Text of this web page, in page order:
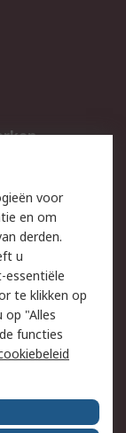
voor
en om
derden.
u
essentiële
te klikken op
op "Alles
functies